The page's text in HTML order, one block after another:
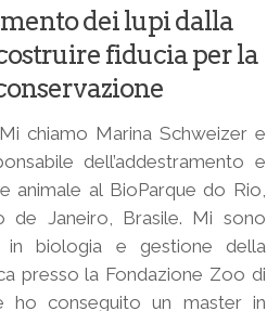
dei lupi dalla
fiducia per la
chiamo Marina Schweizer e
dell’addestramento e
animale al BioParque do Rio,
de Janeiro, Brasile. Mi sono
in biologia e gestione della
presso la Fondazione Zoo di
ho conseguito un master in